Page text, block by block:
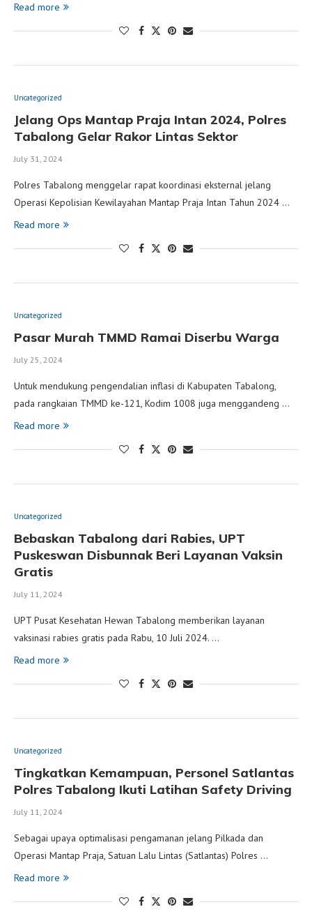
Read more
Uncategorized
Jelang Ops Mantap Praja Intan 2024, Polres
Tabalong Gelar Rakor Lintas Sektor
July 31, 2024
Polres Tabalong menggelar rapat koordinasi eksternal jelang
Operasi Kepolisian Kewilayahan Mantap Praja Intan Tahun 2024 …
Read more
Uncategorized
Pasar Murah TMMD Ramai Diserbu Warga
July 25, 2024
Untuk mendukung pengendalian inflasi di Kabupaten Tabalong,
pada rangkaian TMMD ke-121, Kodim 1008 juga menggandeng …
Read more
Uncategorized
Bebaskan Tabalong dari Rabies, UPT
Puskeswan Disbunnak Beri Layanan Vaksin
Gratis
July 11, 2024
UPT Pusat Kesehatan Hewan Tabalong memberikan layanan
vaksinasi rabies gratis pada Rabu, 10 Juli 2024. …
Read more
Uncategorized
Tingkatkan Kemampuan, Personel Satlantas
Polres Tabalong Ikuti Latihan Safety Driving
July 11, 2024
Sebagai upaya optimalisasi pengamanan jelang Pilkada dan
Operasi Mantap Praja, Satuan Lalu Lintas (Satlantas) Polres …
Read more